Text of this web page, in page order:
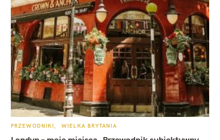
K
T
PRZEWODNIKI WIELKA BRYTANIA